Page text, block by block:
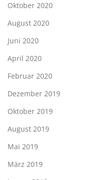
Oktober 2020
August 2020
Juni 2020
April 2020
Februar 2020
Dezember 2019
Oktober 2019
August 2019
Mai 2019
März 2019